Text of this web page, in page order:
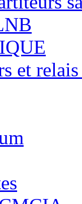
et